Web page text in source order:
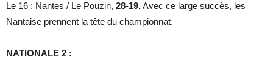
Le 16 : Nantes / Le Pouzin, 28-19.Avec ce large succès, les
Nantaise prennent la tête du championnat.
NATIONALE 2 :